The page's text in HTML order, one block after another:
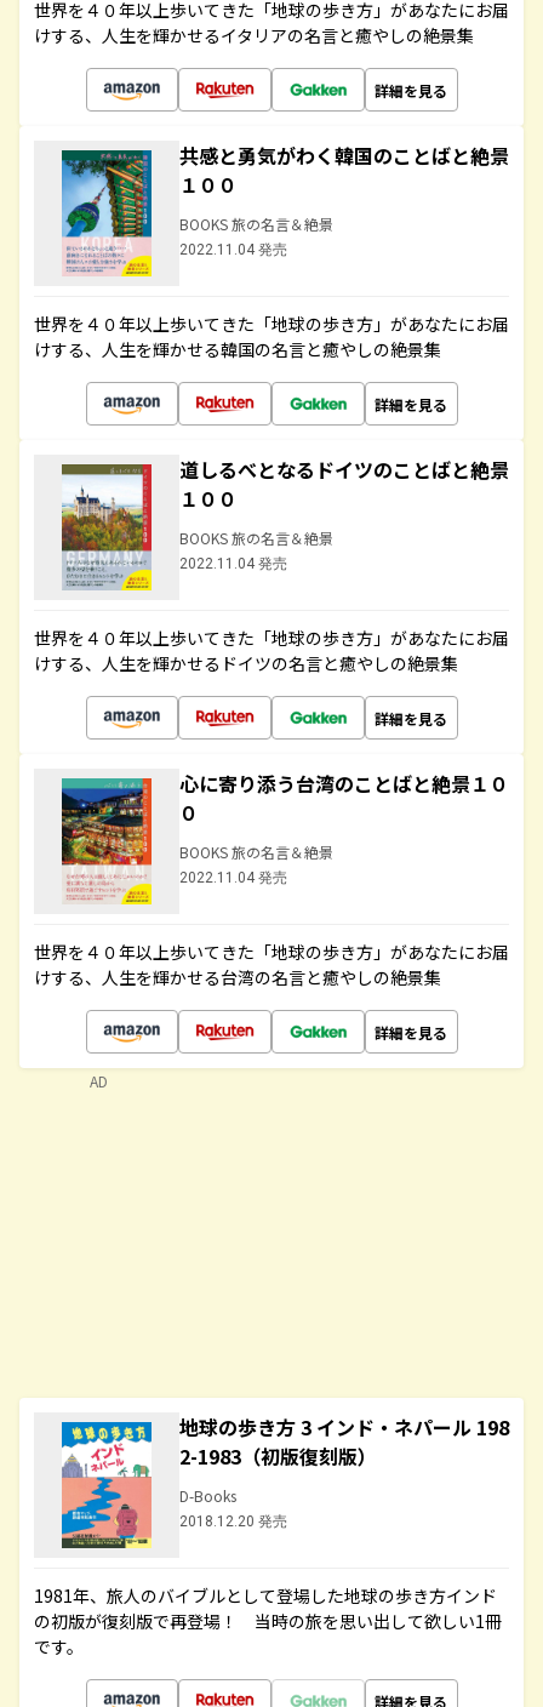
世界を４０年以上歩いてきた「地球の歩き方」があなたにお届
けする、人生を輝かせるイタリアの名言と癒やしの絶景集
詳細を見る
共感と勇気がわく韓国のことばと絶景
１００
BOOKS 旅の名言＆絶景
2022.11.04 発売
世界を４０年以上歩いてきた「地球の歩き方」があなたにお届
けする、人生を輝かせる韓国の名言と癒やしの絶景集
詳細を見る
道しるべとなるドイツのことばと絶景
１００
BOOKS 旅の名言＆絶景
2022.11.04 発売
世界を４０年以上歩いてきた「地球の歩き方」があなたにお届
けする、人生を輝かせるドイツの名言と癒やしの絶景集
詳細を見る
心に寄り添う台湾のことばと絶景１０
０
BOOKS 旅の名言＆絶景
2022.11.04 発売
世界を４０年以上歩いてきた「地球の歩き方」があなたにお届
けする、人生を輝かせる台湾の名言と癒やしの絶景集
詳細を見る
地球の歩き方 3 インド・ネパール 198
2-1983（初版復刻版）
D-Books
2018.12.20 発売
1981年、旅人のバイブルとして登場した地球の歩き方インド
の初版が復刻版で再登場！ 当時の旅を思い出して欲しい1冊
です。
詳細を見る
AD